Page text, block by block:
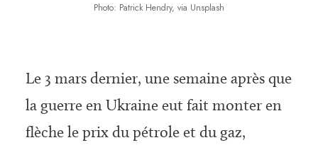
Photo: Patrick Hendry, via Unsplash
Le 3 mars dernier, une semaine après que
la guerre en Ukraine eut fait monter en
flèche le prix du pétrole et du gaz,